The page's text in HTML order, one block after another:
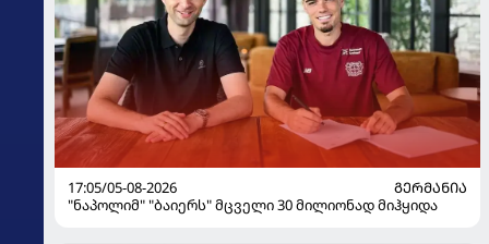
17:05/05-08-2026
ᲒᲔᲠᲛᲐᲜᲘᲐ
"ნაპოლიმ" "ბაიერს" მცველი 30 მილიონად მიჰყიდა